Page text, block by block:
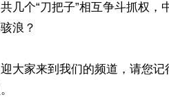
几个“刀把子”相互争斗抓权，
浪？
大家来到我们的频道，请您